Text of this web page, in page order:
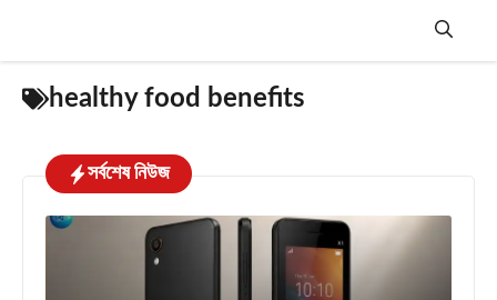
Menu
healthy food benefits
সর্বশেষ নিউজ